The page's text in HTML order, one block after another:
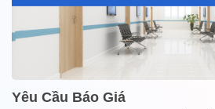
Yêu Cầu Báo Giá